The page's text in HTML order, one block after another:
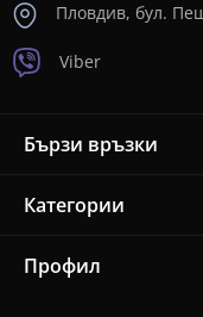
Пловдив, бул.
Viber
Бързи връзки
Категории
Профил